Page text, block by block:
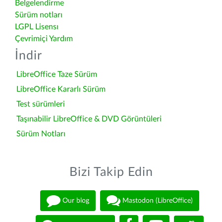
Belgelendirme
Sürüm notları
LGPL Lisensı
Çevrimiçi Yardım
İndir
LibreOffice Taze Sürüm
LibreOffice Kararlı Sürüm
Test sürümleri
Taşınabilir LibreOffice & DVD Görüntüleri
Sürüm Notları
Bizi Takip Edin
Our blog Mastodon (LibreOffice)